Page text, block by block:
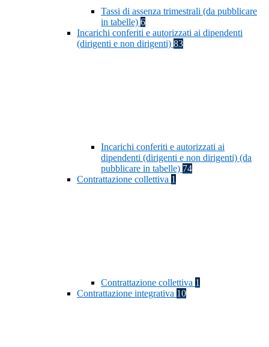
Tassi di assenza trimestrali (da pubblicare
in tabelle) 6
Incarichi conferiti e autorizzati ai dipendenti
(dirigenti e non dirigenti) 83
Incarichi conferiti e autorizzati ai
dipendenti (dirigenti e non dirigenti) (da
pubblicare in tabelle) 74
Contrattazione collettiva 1
Contrattazione collettiva 1
Contrattazione integrativa 10